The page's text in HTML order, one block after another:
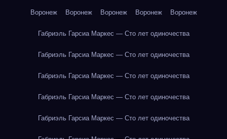
Воронеж Воронеж Воронеж Воронеж Воронеж
Габриэль Гарсиа Маркес — Сто лет одиночества
Габриэль Гарсиа Маркес — Сто лет одиночества
Габриэль Гарсиа Маркес — Сто лет одиночества
Габриэль Гарсиа Маркес — Сто лет одиночества
Габриэль Гарсиа Маркес — Сто лет одиночества